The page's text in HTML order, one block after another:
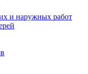
и наружных работ